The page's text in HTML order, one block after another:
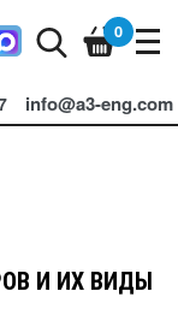
info@a3-eng.com
0
И ИХ ВИДЫ